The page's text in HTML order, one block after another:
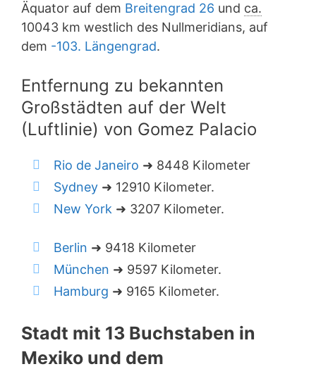
Äquator auf dem Breitengrad 26 und ca.
10043 km westlich des Nullmeridians, auf
dem -103. Längengrad.
Entfernung zu bekannten
Großstädten auf der Welt
(Luftlinie) von Gomez Palacio
Rio de Janeiro ➜ 8448 Kilometer
Sydney ➜ 12910 Kilometer.
New York ➜ 3207 Kilometer.
Berlin ➜ 9418 Kilometer
München ➜ 9597 Kilometer.
Hamburg ➜ 9165 Kilometer.
Stadt mit 13 Buchstaben in
Mexiko und dem